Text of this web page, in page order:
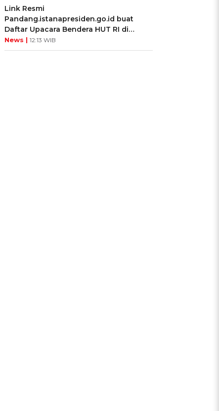
Link Resmi
Pandang.istanapresiden.go.id buat
Daftar Upacara Bendera HUT RI di
Istana Negara
News | 12:13 WIB